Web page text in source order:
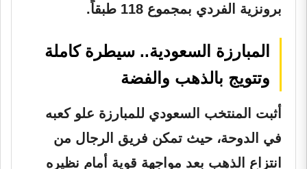
برونزية الفردي بمجموع 118 طبقاً.
المبارزة السعودية.. سيطرة كاملة
وتتويج بالذهب والفضة
أثبت المنتخب السعودي للمبارزة علو كعبه
في الدوحة، حيث تمكن فريق الرجال من
انتزاع الذهب بعد مواجهة قوية أمام نظيره